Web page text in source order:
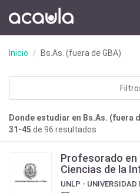
Inicio Bs.As. (fuera de GBA)
Donde estudiar en Bs.As. (fuera
31-45 de 96 resultados
Profesorado en
Ciencias de la